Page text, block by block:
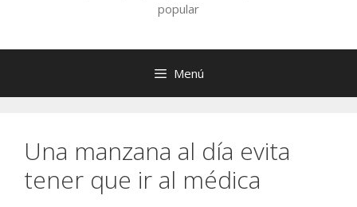
popular
Menú
Una manzana al día evita
tener que ir al médica